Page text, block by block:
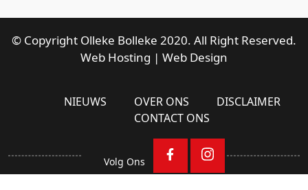
© Copyright Olleke Bolleke 2020. All Right Reserved.
Web Hosting | Web Design
NIEUWS OVER ONS
DISCLAIMER
CONTACT ONS
Volg Ons